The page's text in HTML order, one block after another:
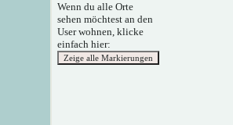
Wenn du alle Orte
sehen möchtest an den
User wohnen, klicke
einfach hier: